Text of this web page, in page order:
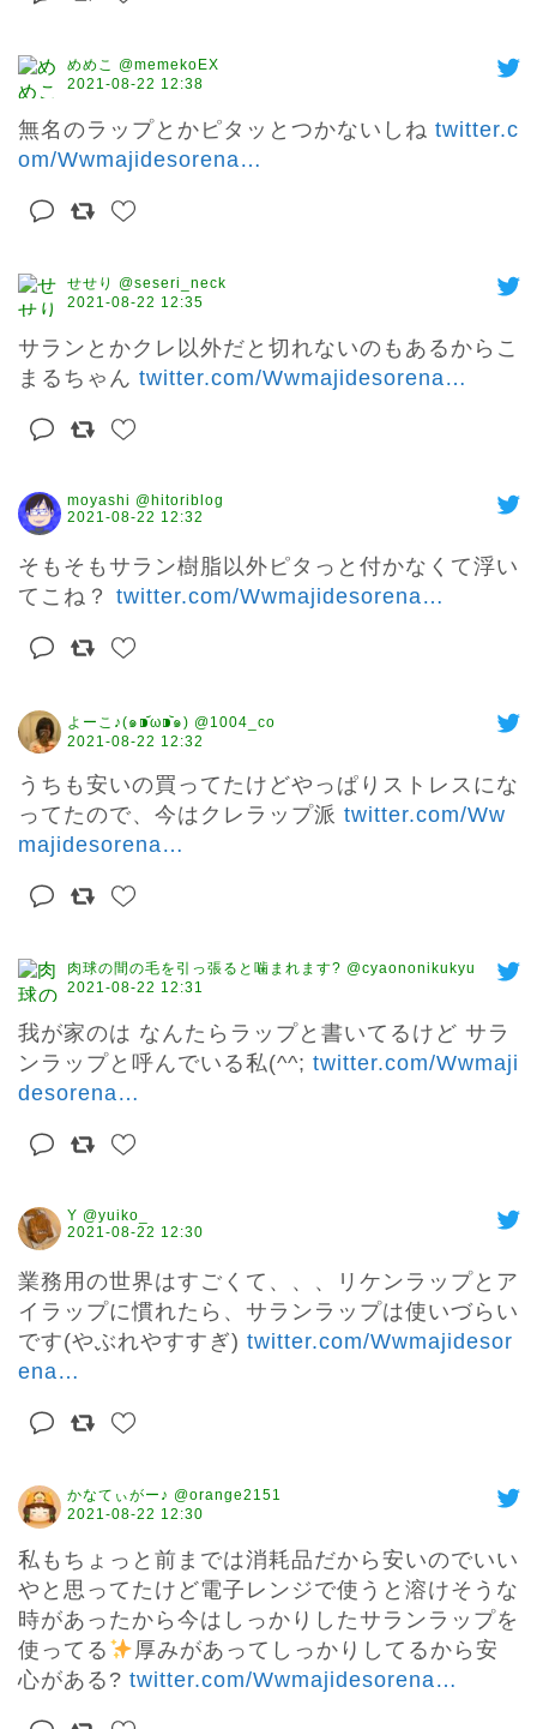
めめこ @memekoEX
2021-08-22 12:38
無名のラップとかピタッとつかないしね twitter.c
om/Wwmajidesorena…
せせり @seseri_neck
2021-08-22 12:35
サランとかクレ以外だと切れないのもあるからこ
まるちゃん twitter.com/Wwmajidesorena…
moyashi @hitoriblog
2021-08-22 12:32
そもそもサラン樹脂以外ピタっと付かなくて浮い
てこね？ twitter.com/Wwmajidesorena…
よーこ♪(๑⁍᷄ω⁍᷅๑) @1004_co
2021-08-22 12:32
うちも安いの買ってたけどやっぱりストレスにな
ってたので、今はクレラップ派 twitter.com/Ww
majidesorena…
肉球の間の毛を引っ張ると噛まれます? @cyaononikukyu
2021-08-22 12:31
我が家のは なんたらラップと書いてるけど サラ
ンラップと呼んでいる私(^^; twitter.com/Wwmaji
desorena…
Y @yuiko_
2021-08-22 12:30
業務用の世界はすごくて、、、リケンラップとア
イラップに慣れたら、サランラップは使いづらい
です(やぶれやすすぎ) twitter.com/Wwmajidesor
ena…
かなてぃがー♪ @orange2151
2021-08-22 12:30
私もちょっと前までは消耗品だから安いのでいい
やと思ってたけど電子レンジで使うと溶けそうな
時があったから今はしっかりしたサランラップを
使ってる
厚みがあってしっかりしてるから安
心がある? twitter.com/Wwmajidesorena…